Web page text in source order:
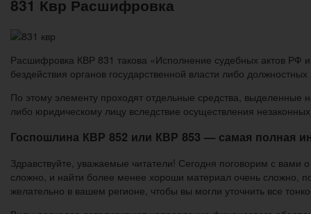
831 Квр Расшифровка
Расшифровка КВР 831 такова «Исполнение судебных актов РФ
бездействия органов государственной власти либо
По этому элементу проходят отдельные средства,
либо юридическому лицу вследствие осуществления
Госпошлина КВР 852 или КВР 853 — самая полная
Здравствуйте, уважаемые читатели! Сегодня поговорим с
сложно, и найти более менее хороши материал очень сложно,
желательно в вашем регионе, чтобы вы могли уточнить все